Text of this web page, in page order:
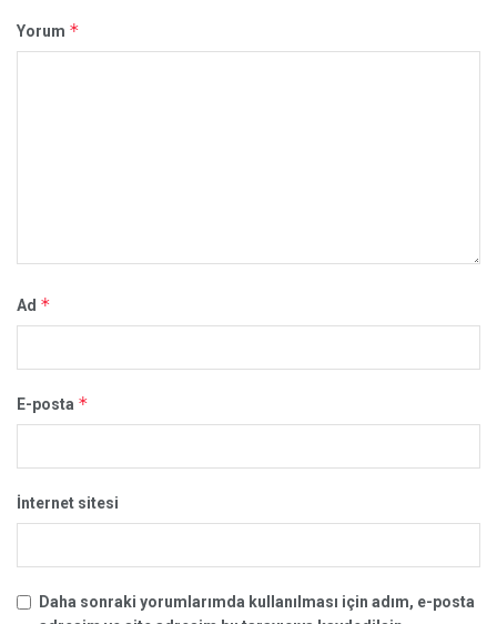
Yorum *
Ad *
E-posta *
İnternet sitesi
Daha sonraki yorumlarımda kullanılması için adım, e-posta